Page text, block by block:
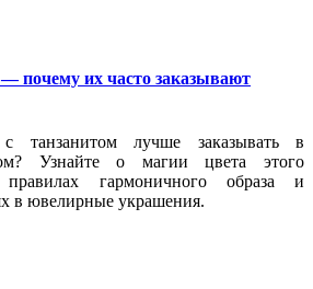
почему их часто заказывают
танзанитом лучше заказывать в
Узнайте о магии цвета этого
гармоничного образа и
в ювелирные украшения.